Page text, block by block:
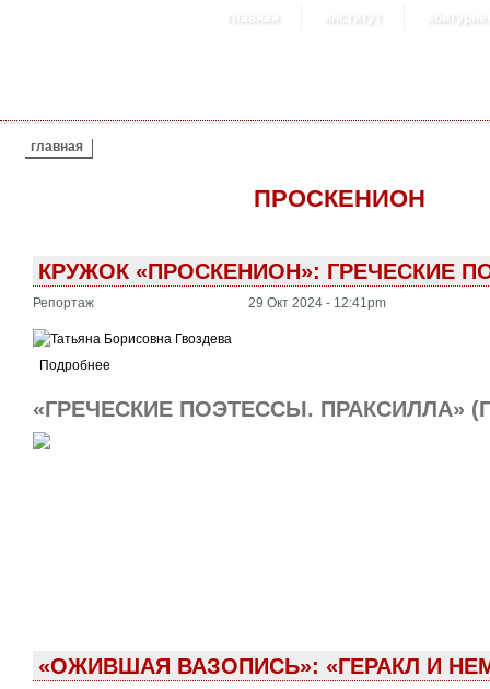
главная институт
ВЫ ЗДЕСЬ
главная
ПРОСКЕНИОН
КРУЖОК «ПРОСКЕНИОН»: ГРЕЧЕСКИЕ
Репортаж 29 Окт 2024 - 12:41pm
Подробнее
«ГРЕЧЕСКИЕ ПОЭТЕССЫ. ПРАКСИЛЛА»
«ОЖИВШАЯ ВАЗОПИСЬ»: «ГЕРАКЛ И